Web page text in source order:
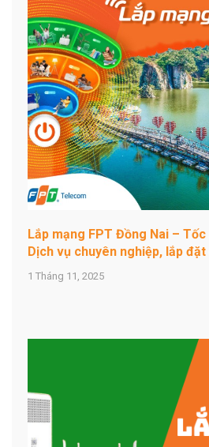
Lắp mạng FPT Đồng Nai – Tốc
Dịch vụ chuyên nghiệp, lắp
1 Tháng 11, 2025